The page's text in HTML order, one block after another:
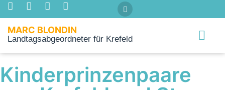
MARC BLONDIN
Landtagsabgeordneter für Krefeld
Kinderprinzenpaare